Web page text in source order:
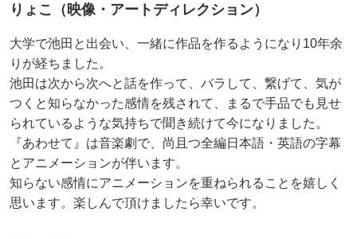
りょこ（映像・アートディレクション）
大学で池田と出会い、一緒に作品を作るようになり10年余
りが経ちました。
池田は次から次へと話を作って、バラして、繋げて、気が
つくと知らなかった感情を残されて、まるで手品でも見せ
られているような気持ちで聞き続けて今になりました。
『あわせて』は音楽劇で、尚且つ全編日本語・英語の字幕
とアニメーションが伴います。
知らない感情にアニメーションを重ねられることを嬉しく
思います。楽しんで頂けましたら幸いです。